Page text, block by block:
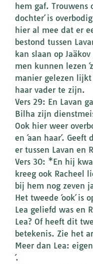
hem gaf. Trouwens
dochter´ is
hier al mee dat er
bestond tussen
kan slaan op
men kunnen lezen
manier gelezen
haar vader te zijn.
Vers 29: En Lavan
Bilha zijn
Ook hier weer
en ´aan haar´.
er tussen Lavan en
Vers 30: *En hij
kreeg ook Racheel
bij hem nog zeven
Het tweede ´ook´
Lea geliefd was en
Lea? Of heeft dit
betekenis. Zie het
Meer dan Lea:
´.